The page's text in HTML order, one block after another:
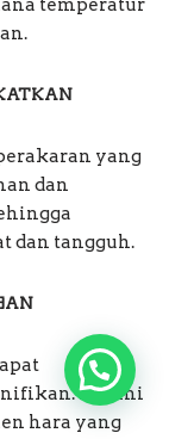
temperatur
yang
dan
dan tangguh.
Hal ini
hara yang